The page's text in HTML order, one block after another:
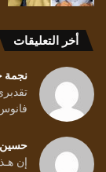
أخر التعليقات
نجمة
حسين
إن